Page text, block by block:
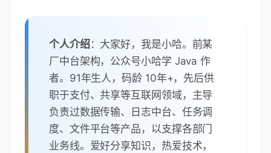
个人介绍：大家好，我是小哈。前某
厂中台架构，公众号小哈学 Java 作
者。91年生人，码龄 10年+，先后供
职于支付、共享等互联网领域，主导
负责过数据传输、日志中台、任务调
度、文件平台等产品，以支撑各部门
业务线。爱好分享知识，热爱技术，